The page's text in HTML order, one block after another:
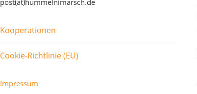
post(at)hummelnimarsch.de
Kooperationen
Cookie-Richtlinie (EU)
Impressum